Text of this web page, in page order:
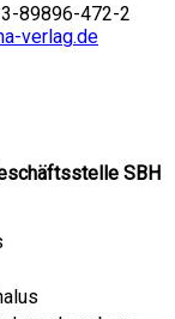
3-89896-472-2
verlag.de
SBH